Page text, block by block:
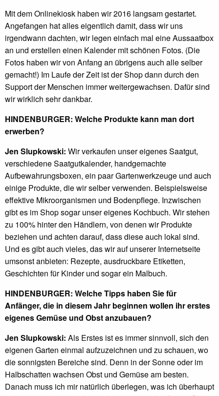
Mit dem Onlinekiosk haben wir 2016 langsam gestartet.
Angefangen hat alles eigentlich damit, dass wir uns
irgendwann dachten, wir legen einfach mal eine Aussaatbox
an und erstellen einen Kalender mit schönen Fotos. (Die
Fotos haben wir von Anfang an übrigens auch alle selber
gemacht!) Im Laufe der Zeit ist der Shop dann durch den
Support der Menschen immer weitergewachsen. Dafür sind
wir wirklich sehr dankbar.
HINDENBURGER: Welche Produkte kann man dort
erwerben?
Jen Slupkowski: Wir verkaufen unser eigenes Saatgut,
verschiedene Saatgutkalender, handgemachte
Aufbewahrungsboxen, ein paar Gartenwerkzeuge und auch
einige Produkte, die wir selber verwenden. Beispielsweise
effektive Mikroorganismen und Bodenpflege. Inzwischen
gibt es im Shop sogar unser eigenes Kochbuch. Wir stehen
zu 100% hinter den Händlern, von denen wir Produkte
beziehen und achten darauf, dass diese auch lokal sind.
Und es gibt auch vieles, das wir auf unserer Internetseite
umsonst anbieten: Rezepte, ausdruckbare Etiketten,
Geschichten für Kinder und sogar ein Malbuch.
HINDENBURGER: Welche Tipps haben Sie für
Anfänger, die in diesem Jahr beginnen wollen ihr erstes
eigenes Gemüse und Obst anzubauen?
Jen Slupkowski: Als Erstes ist es immer sinnvoll, sich den
eigenen Garten einmal aufzuzeichnen und zu schauen, wo
die sonnigsten Bereiche sind. Denn in der Sonne oder im
Halbschatten wachsen Obst und Gemüse am besten.
Danach muss ich mir natürlich überlegen, was ich überhaupt